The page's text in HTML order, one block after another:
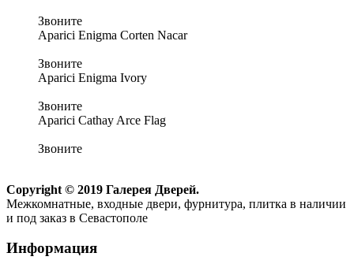
Звоните
Aparici Enigma Corten Nacar
Звоните
Aparici Enigma Ivory
Звоните
Aparici Cathay Arce Flag
Звоните
Copyright © 2019 Галерея Дверей.
Межкомнатные, входные двери, фурнитура, плитка в наличии
и под заказ в Севастополе
Информация